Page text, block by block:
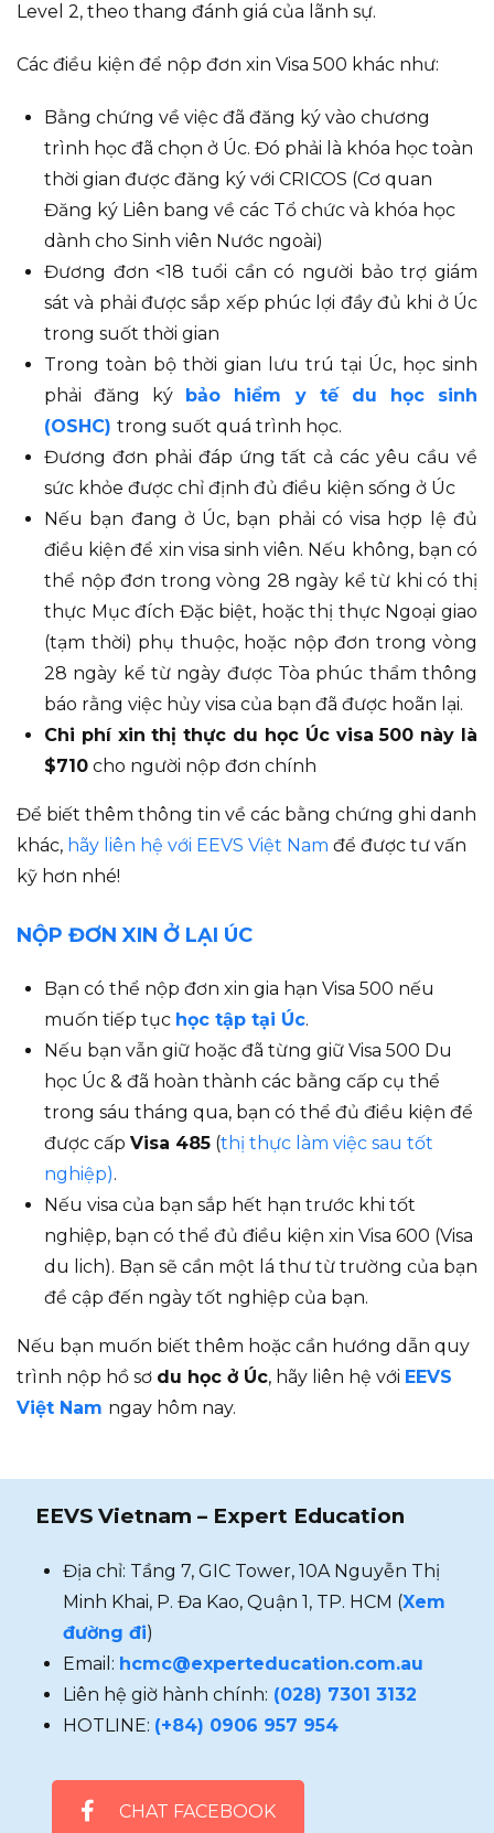
Level 2, theo thang đánh giá của lãnh sự.
Các điều kiện để nộp đơn xin Visa 500 khác như:
Bằng chứng về việc đã đăng ký vào chương
trình học đã chọn ở Úc. Đó phải là khóa học toàn
thời gian được đăng ký với CRICOS (Cơ quan
Đăng ký Liên bang về các Tổ chức và khóa học
dành cho Sinh viên Nước ngoài)
Đương đơn <18 tuổi cần có người bảo trợ giám
sát và phải được sắp xếp phúc lợi đầy đủ khi ở Úc
trong suốt thời gian
Trong toàn bộ thời gian lưu trú tại Úc, học sinh
phải đăng ký bảo hiểm y tế du học sinh
(OSHC) trong suốt quá trình học.
Đương đơn phải đáp ứng tất cả các yêu cầu về
sức khỏe được chỉ định đủ điều kiện sống ở Úc
Nếu bạn đang ở Úc, bạn phải có visa hợp lệ đủ
điều kiện để xin visa sinh viên. Nếu không, bạn có
thể nộp đơn trong vòng 28 ngày kể từ khi có thị
thực Mục đích Đặc biệt, hoặc thị thực Ngoại giao
(tạm thời) phụ thuộc, hoặc nộp đơn trong vòng
28 ngày kể từ ngày được Tòa phúc thẩm thông
báo rằng việc hủy visa của bạn đã được hoãn lại.
Chi phí xin thị thực du học Úc visa 500 này là
$710 cho người nộp đơn chính
Để biết thêm thông tin về các bằng chứng ghi danh
khác, hãy liên hệ với EEVS Việt Nam để được tư vấn
kỹ hơn nhé!
NỘP ĐƠN XIN Ở LẠI ÚC
Bạn có thể nộp đơn xin gia hạn Visa 500 nếu
muốn tiếp tục học tập tại Úc.
Nếu bạn vẫn giữ hoặc đã từng giữ Visa 500 Du
học Úc & đã hoàn thành các bằng cấp cụ thể
trong sáu tháng qua, bạn có thể đủ điều kiện để
được cấp Visa 485 (thị thực làm việc sau tốt
nghiệp).
Nếu visa của bạn sắp hết hạn trước khi tốt
nghiệp, bạn có thể đủ điều kiện xin Visa 600 (Visa
du lich). Bạn sẽ cần một lá thư từ trường của bạn
đề cập đến ngày tốt nghiệp của bạn.
Nếu bạn muốn biết thêm hoặc cần hướng dẫn quy
trình nộp hồ sơ du học ở Úc, hãy liên hệ với EEVS
Việt Nam ngay hôm nay.
EEVS Vietnam – Expert Education
Địa chỉ: Tầng 7, GIC Tower, 10A Nguyễn Thị
Minh Khai, P. Đa Kao, Quận 1, TP. HCM (Xem
đường đi)
Email: hcmc@experteducation.com.au
Liên hệ giờ hành chính: (028) 7301 3132
HOTLINE: (+84) 0906 957 954
CHAT FACEBOOK